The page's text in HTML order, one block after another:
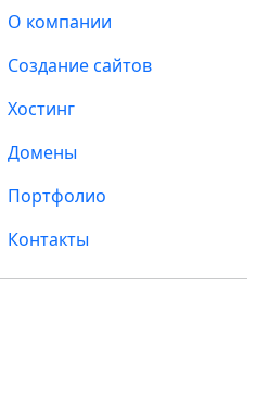
О компании
Создание сайтов
Хостинг
Домены
Портфолио
Контакты